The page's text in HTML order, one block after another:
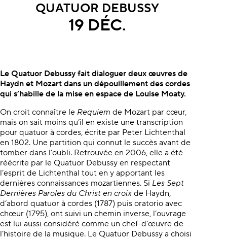
QUATUOR DEBUSSY
19 DÉC.
À propos du concert
Le Quatuor Debussy fait dialoguer deux œuvres de
Haydn et Mozart dans un dépouillement des cordes
qui s’habille de la mise en espace de Louise Moaty.
On croit connaître le Requiem de Mozart par cœur,
mais on sait moins qu’il en existe une transcription
pour quatuor à cordes, écrite par Peter Lichtenthal
en 1802. Une partition qui connut le succès avant de
tomber dans l’oubli. Retrouvée en 2006, elle a été
réécrite par le Quatuor Debussy en respectant
l’esprit de Lichtenthal tout en y apportant les
dernières connaissances mozartiennes. Si Les Sept
Dernières Paroles du Christ en croix de Haydn,
d’abord quatuor à cordes (1787) puis oratorio avec
chœur (1795), ont suivi un chemin inverse, l’ouvrage
est lui aussi considéré comme un chef-d’œuvre de
l’histoire de la musique. Le Quatuor Debussy a choisi